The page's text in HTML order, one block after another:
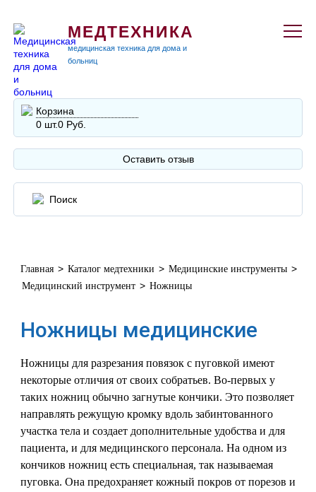
МЕДТЕХНИКА
медицинская техника для дома и
больниц
Корзина
0 шт.0 Руб.
Оставить отзыв
Главная > Каталог медтехники > Медицинские инструменты >
Медицинский инструмент > Ножницы
Ножницы медицинские
Ножницы для разрезания повязок с пуговкой имеют
некоторые отличия от своих собратьев. Во-первых у
таких ножниц обычно загнутые кончики. Это позволяет
направлять режущую кромку вдоль забинтованного
участка тела и создает дополнительные удобства и для
пациента, и для медицинского персонала. На одном из
кончиков ножниц есть специальная, так называемая
пуговка. Она предохраняет кожный покров от порезов и